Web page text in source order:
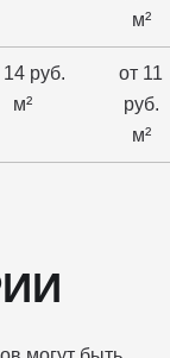
м²
14 руб.
м²
от 11
руб.
м²